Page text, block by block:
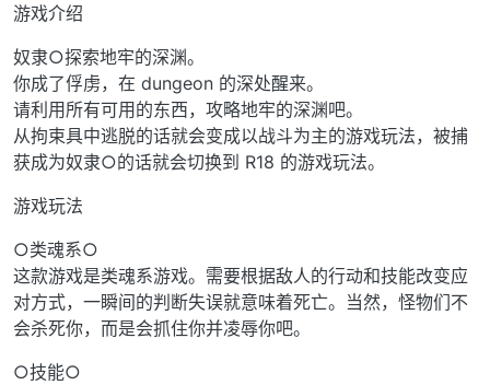
游戏介绍
奴隶○探索地牢的深渊。
你成了俘虏，在 dungeon 的深处醒来。
请利用所有可用的东西，攻略地牢的深渊吧。
从拘束具中逃脱的话就会变成以战斗为主的游戏玩法，被捕
获成为奴隶○的话就会切换到 R18 的游戏玩法。
游戏玩法
○类魂系○
这款游戏是类魂系游戏。需要根据敌人的行动和技能改变应
对方式，一瞬间的判断失误就意味着死亡。当然，怪物们不
会杀死你，而是会抓住你并凌辱你吧。
○技能○